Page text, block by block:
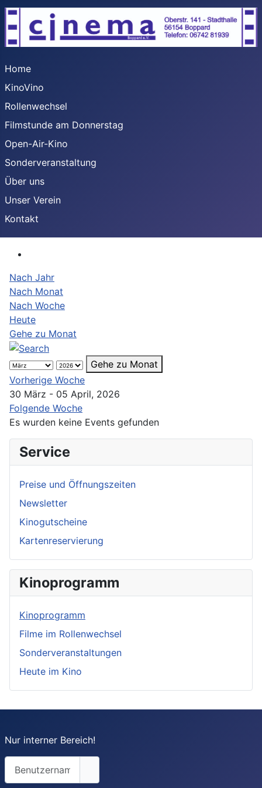
Home
KinoVino
Rollenwechsel
Filmstunde am Donnerstag
Open-Air-Kino
Sonderveranstaltung
Über uns
Unser Verein
Kontakt
Nach Jahr
Nach Monat
Nach Woche
Heute
Gehe zu Monat
Gehe zu Monat
Vorherige Woche
30 März - 05 April, 2026
Folgende Woche
Es wurden keine Events gefunden
Service
Preise und Öffnungszeiten
Newsletter
Kinogutscheine
Kartenreservierung
Kinoprogramm
Kinoprogramm
Filme im Rollenwechsel
Sonderveranstaltungen
Heute im Kino
Nur interner Bereich!